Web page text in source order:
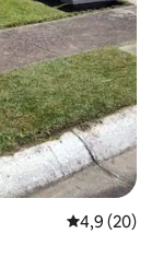
4,9 de uma
4,9 (20)